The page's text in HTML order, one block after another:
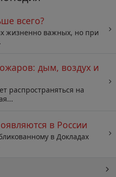
всего?
жизненно важных, но при
дым, воздух и
распространяться на
в России
в Докладах